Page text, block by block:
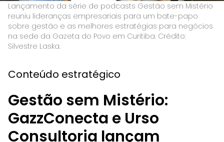
Lançamento da série de podcasts Gestão sem Mistério
reuniu lideranças empresariais para um bate-papo
sobre gestão e as melhores estratégias para negócios
na sede da Gazeta do Povo em Curitiba. Crédito:
Silvestre Laska.
Conteúdo estratégico
Gestão sem Mistério:
GazzConecta e Urso
Consultoria lançam